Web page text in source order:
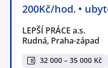
200Kč/hod. •
LEPŠÍ PRÁCE a.s.
Rudná, Praha-západ
32 000 – 35 000 Kč